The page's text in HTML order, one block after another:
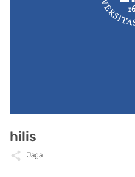
hilis
Jaga